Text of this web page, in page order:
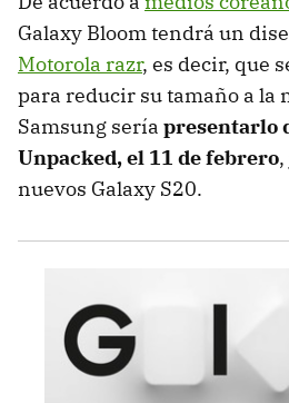
Galaxy Bloom tendrá un
Motorola razr, es decir, que
para reducir su tamaño a la
Samsung sería presentarlo
Unpacked, el 11 de febrero
nuevos Galaxy S20.